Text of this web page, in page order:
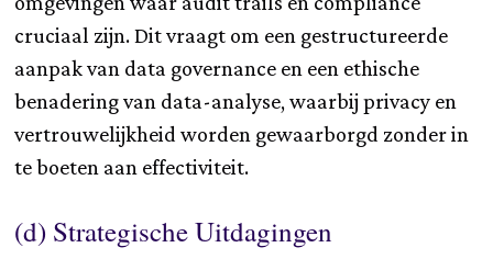
cruciaal zijn. Dit vraagt om een gestructureerde
aanpak van data governance en een ethische
benadering van data-analyse, waarbij privacy en
vertrouwelijkheid worden gewaarborgd zonder in
te boeten aan effectiviteit.
(d) Strategische Uitdagingen